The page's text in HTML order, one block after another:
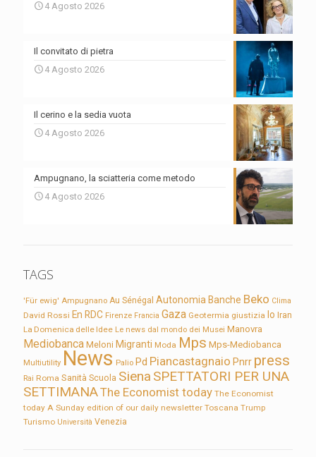
4 Agosto 2026
Il convitato di pietra
4 Agosto 2026
Il cerino e la sedia vuota
4 Agosto 2026
Ampugnano, la sciatteria come metodo
4 Agosto 2026
TAGS
'Für ewig' Ampugnano Au Sénégal Autonomia Banche Beko Clima
David Rossi En RDC Firenze Francia Gaza Geotermia giustizia Io Iran
La Domenica delle Idee Le news dal mondo dei Musei Manovra
Mediobanca Meloni Migranti Moda Mps Mps-Mediobanca
Multiutility News Palio Pd Piancastagnaio Pnrr press
Rai Roma Sanità Scuola Siena SPETTATORI PER UNA
SETTIMANAThe Economist today The Economist
today A Sunday edition of our daily newsletter Toscana Trump
Turismo Università Venezia